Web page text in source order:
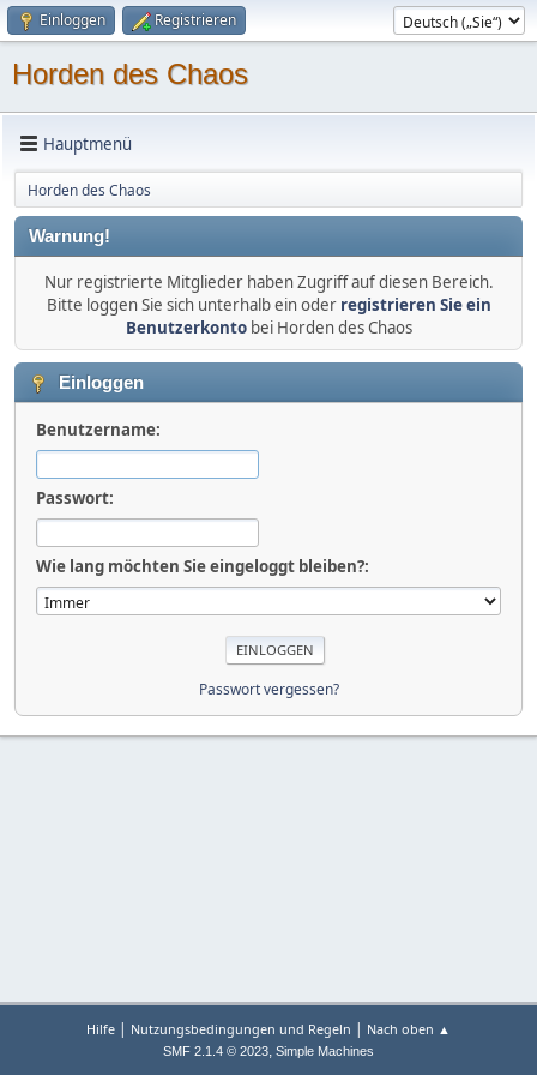
Einloggen Registrieren
Horden des Chaos
Hauptmenü
Horden des Chaos
Warnung!
Nur registrierte Mitglieder haben Zugriff auf diesen Bereich.
Bitte loggen Sie sich unterhalb ein oder registrieren Sie ein
Benutzerkontobei Horden des Chaos
Einloggen
Benutzername:
Passwort:
Wie lang möchten Sie eingeloggt bleiben?:
Passwort vergessen?
Hilfe | Nutzungsbedingungen und Regeln | Nach oben ▲
SMF 2.1.4 © 2023, Simple Machines